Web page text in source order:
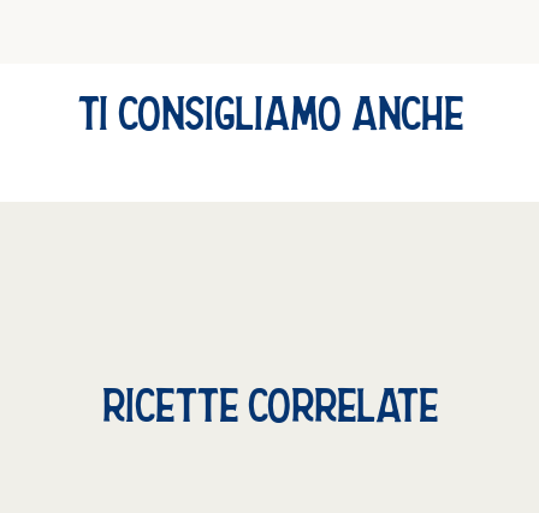
TI CONSIGLIAMO ANCHE
RICETTE CORRELATE